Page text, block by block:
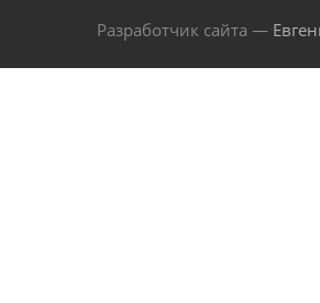
Разработчик сайта —